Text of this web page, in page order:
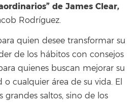
de James Clear,
Rodríguez.
quien desee transformar su
de los hábitos con consejos
quienes buscan mejorar su
cualquier área de su vida. El
grandes saltos, sino de los